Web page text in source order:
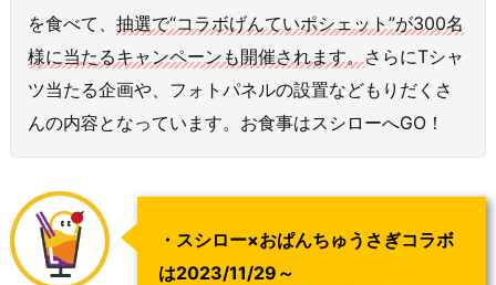
を食べて、 抽選で“コラボげんていポシェット”が300名
様に当たるキャンペーンも開催されます。さらにTシャ
ツ当たる企画や、フォトパネルの設置などもりだくさ
んの内容となっています。お食事はスシローへGO！
・スシロー×おぱんちゅうさぎコラボ
は2023/11/29～